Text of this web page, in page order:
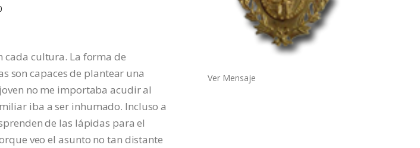
cada cultura. La forma de
son capaces de plantear una
no me importaba acudir al
iba a ser inhumado. Incluso a
de las lápidas para el
veo el asunto no tan distante
Ver Mensaje